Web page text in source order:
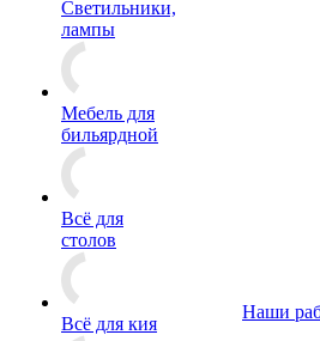
Светильники,
лампы
Мебель для
бильярдной
Всё для
столов
Всё для кия
Наши